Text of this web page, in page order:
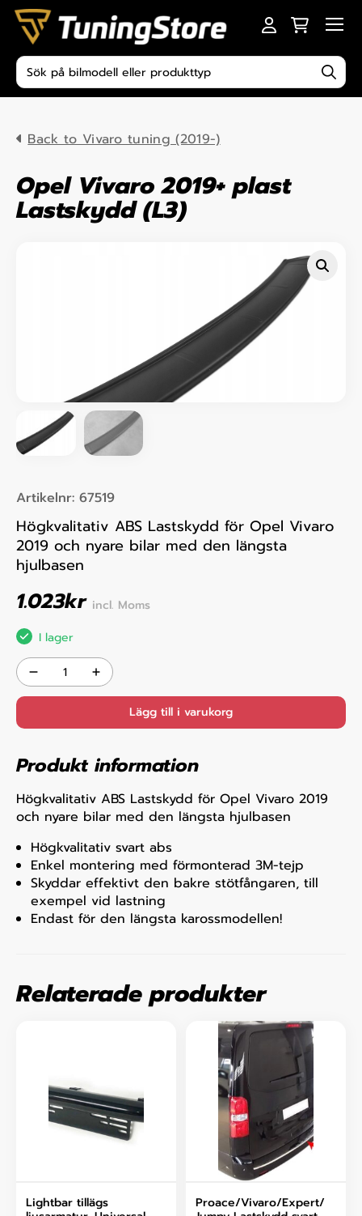
Skip to content
Produktsökning
Back to Vivaro tuning (2019-)
Opel Vivaro 2019+ plast
Lastskydd (L3)
Artikelnr: 67519
Högkvalitativ ABS Lastskydd för Opel Vivaro
2019 och nyare bilar med den längsta
hjulbasen
1.023kr incl. Moms
I lager
Lägg till i varukorg
Produkt information
Högkvalitativ ABS Lastskydd för Opel Vivaro 2019
och nyare bilar med den längsta hjulbasen
Högkvalitativ svart abs
Enkel montering med förmonterad 3M-tejp
Skyddar effektivt den bakre stötfångaren, till
exempel vid lastning
Endast för den längsta karossmodellen!
Relaterade produkter
Lightbar tillägs
Proace/Vivaro/Expert/